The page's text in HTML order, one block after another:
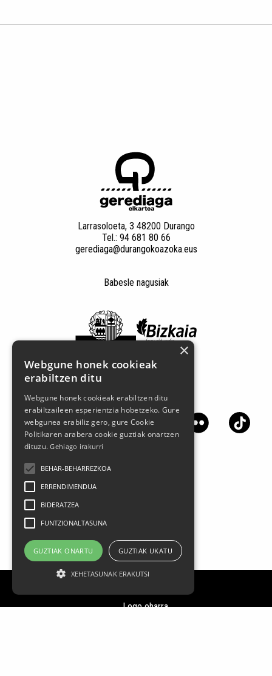
Larrasoloeta, 3 48200 Durango
Tel.: 94 681 80 66
gerediaga@durangokoazoka.eus
Babesle nagusiak
Jarrai gaitzazu sare sozialetan
Lege oharra
×
Webgune honek cookieak
erabiltzen ditu
Webgune honek cookieak erabiltzen ditu
erabiltzaileen esperientzia hobetzeko. Gure
webgunea erabiliz gero, gure Cookie
Politikaren arabera cookie guztiak onartzen
dituzu.Gehiago irakurri
BEHAR-BEHARREZKOA
ERRENDIMENDUA
BIDERATZEA
FUNTZIONALTASUNA
GUZTIAK ONARTU GUZTIAK UKATU
XEHETASUNAK ERAKUTSI